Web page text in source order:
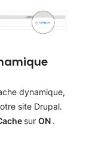
dynamique,
site Drupal.
sur ON .